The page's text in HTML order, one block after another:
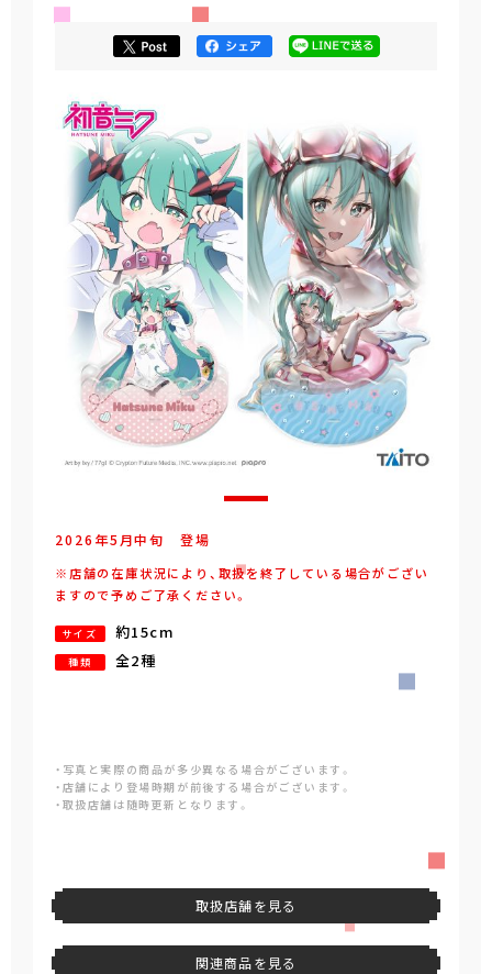
2026年5 月中旬 登場
※店舗の在庫状況により、取扱を終了している場合がござい
ますので予めご了承ください。
サイズ 約15cm
種類 全2種
・写真と実際の商品が多少異なる場合がございます。
・店舗により登場時期が前後する場合がございます。
・取扱店舗は随時更新となります。
取扱店舗を見る
関連商品を見る